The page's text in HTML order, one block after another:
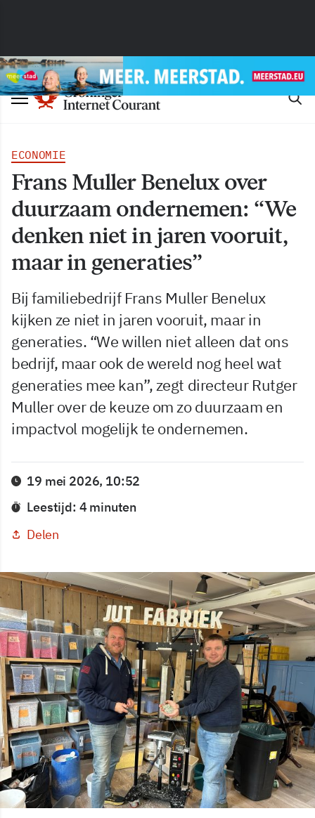
ECONOMIE
Frans Muller Benelux over
duurzaam ondernemen: “We
denken niet in jaren vooruit,
maar in generaties”
Bij familiebedrijf Frans Muller Benelux
kijken ze niet in jaren vooruit, maar in
generaties. “We willen niet alleen dat ons
bedrijf, maar ook de wereld nog heel wat
generaties mee kan”, zegt directeur Rutger
Muller over de keuze om zo duurzaam en
impactvol mogelijk te ondernemen.
19 mei 2026, 10:52
Leestijd: 4 minuten
Delen